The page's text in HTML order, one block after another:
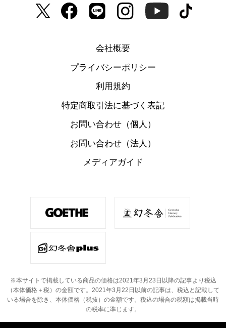
会社概要
プライバシーポリシー
利用規約
特定商取引法に基づく表記
お問い合わせ（個人）
お問い合わせ（法人）
メディアガイド
※本サイトで掲載している商品の価格は2021年3月23日以降の記事より税込
（本体価格＋税）の金額です。 2021年3月22日以前の記事は、税込と記載して
いる場合を除き、本体価格（税抜）の金額です。 税込の場合の税額は掲載当時
の税率に準じます。